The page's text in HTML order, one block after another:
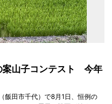
案山子コンテスト 今年
飯田市千代）で8月1日、恒例の